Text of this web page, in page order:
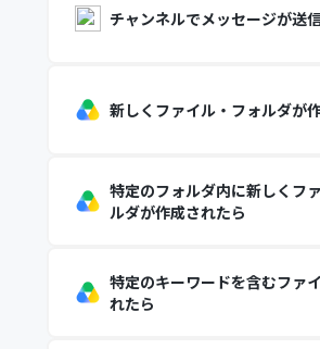
チャンネルでメッセージが送
新しくファイル・フォルダが
特定のフォルダ内に新しくフ
ルダが作成されたら
特定のキーワードを含むファ
れたら